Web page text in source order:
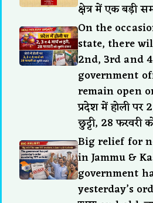
क्षेत्र में एक बड़ी
On the
state, there
2nd, 3rd and
government
remain open
प्रदेश में होली पर
छुट्टी, 28 फरवरी
Big relief for
in Jammu &
government
yesterday’s